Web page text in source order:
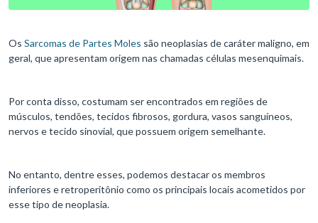
Os Sarcomas de Partes Moles são neoplasias de caráter maligno, em
geral, que apresentam origem nas chamadas células mesenquimais.
Por conta disso, costumam ser encontrados em regiões de
músculos, tendões, tecidos fibrosos, gordura, vasos sanguíneos,
nervos e tecido sinovial, que possuem origem semelhante.
No entanto, dentre esses, podemos destacar os membros
inferiores e retroperitônio como os principais locais acometidos por
esse tipo de neoplasia.